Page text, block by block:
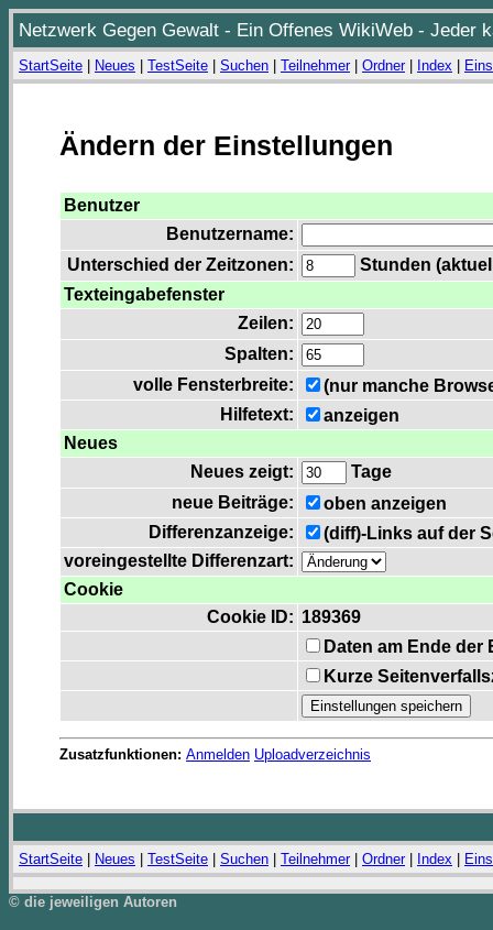
Netzwerk Gegen Gewalt - Ein Offenes WikiWeb - Jeder
StartSeite Neues TestSeite Suchen Teilnehmer| Ordner| Index
Ändern der Einstellungen
Benutzer
Benutzername:
Unterschied der Zeitzonen:
Stunden
Texteingabefenster
Zeilen:
Spalten:
volle Fensterbreite:
(nur manche
Hilfetext:
anzeigen
Neues
Neues zeigt:
Tage
neue Beiträge:
oben anzeigen
Differenzanzeige:
(diff)-Links auf der
voreingestellte Differenzart:
Cookie
Cookie ID: 189369
Daten am Ende
Kurze
Zusatzfunktionen: Anmelden Uploadverzeichnis
StartSeite Neues TestSeite Suchen Teilnehmer| Ordner| Index
© die jeweiligen Autoren